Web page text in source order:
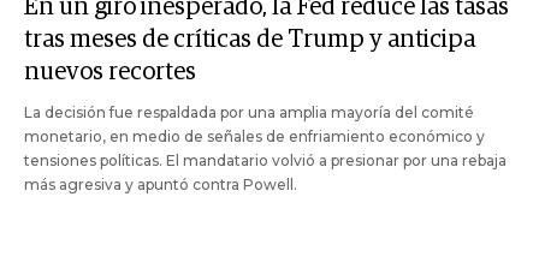
En un giro inesperado, la Fed reduce las tasas
tras meses de críticas de Trump y anticipa
nuevos recortes
La decisión fue respaldada por una amplia mayoría del comité
monetario, en medio de señales de enfriamiento económico y
tensiones políticas. El mandatario volvió a presionar por una rebaja
más agresiva y apuntó contra Powell.